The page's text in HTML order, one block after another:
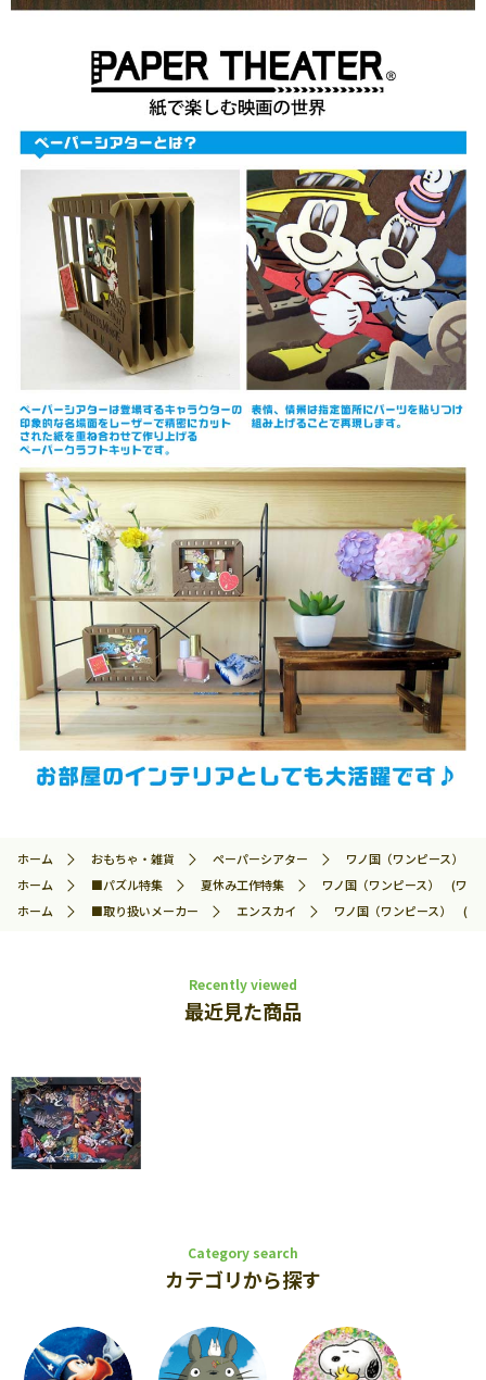
ホーム おもちゃ・雑貨 ペーパーシアター
ワノ国（ワンピース） (
ホーム
■パズル特集 夏休み工作特集
ワノ国（ワンピース） (ワ
ホーム
■取り扱いメーカー エンスカイ ワノ国（ワンピース） (
Recently viewed
最近見た商品
Category search
カテゴリから探す